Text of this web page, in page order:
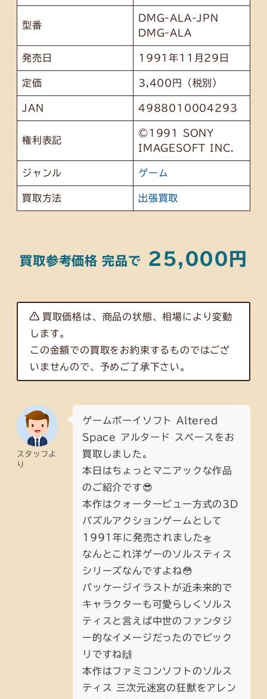
型番
DMG-ALA-JPN
DMG-ALA
発売日 1991年11月29日
定価 3,400円（税別）
JAN 4988010004293
権利表記
©1991 SONY
IMAGESOFT INC.
ジャンル ゲーム
買取方法 出張買取
買取参考価格 完品で 25,000円
買取価格は、商品の状態、相場により変動
します。
この金額での買取をお約束するものではござ
いませんので、予めご了承下さい。
スタッフよ
り
ゲームボーイソフト Altered
Space アルタード スペースをお
買取しました。
本日はちょっとマニアックな作品
のご紹介です😎
本作はクォータービュー方式の3D
パズルアクションゲームとして
1991年に発売されました🛸
なんとこれ洋ゲーのソルスティス
シリーズなんですよね😳
パッケージイラストが近未来的で
キャラクターも可愛らしくソルス
ティスと言えば中世のファンタジ
ー的なイメージだったのでビック
リですね🙌
本作はファミコンソフトのソルス
ティス 三次元迷宮の狂獣をアレン